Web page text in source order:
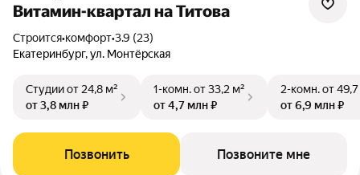
Витамин-квартал на Титова
Строится•комфорт•3.9 (23)
Екатеринбург, ул. Монтёрская
Студииот 24,8 м²
от 3,8 млн ₽
1-комн.от 33,2 м²
от 4,7 млн ₽
2-комн.от
от 6,9 млн ₽
Позвонить Позвоните мне